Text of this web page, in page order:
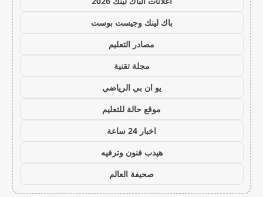
باك لينك وجيست بوست
مصادر التعليم
مجلة تقنية
يو ان بي الرياضي
موقع حالة للتعليم
اخبار 24 ساعة
هيدب فنون وترفيه
صحيفة العالم